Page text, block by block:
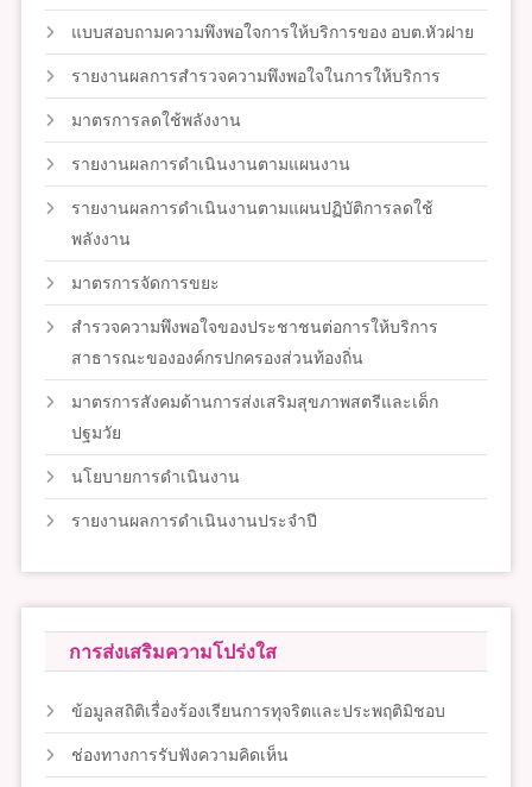
แบบสอบถามความพึงพอใจการให้บริการของ อบต.หัวฝาย
รายงานผลการสำรวจความพึงพอใจในการให้บริการ
มาตรการลดใช้พลังงาน
รายงานผลการดำเนินงานตามแผนงาน
รายงานผลการดำเนินงานตามแผนปฏิบัติการลดใช้
พลังงาน
มาตรการจัดการขยะ
สำรวจความพึงพอใจของประชาชนต่อการให้บริการ
สาธารณะขององค์กรปกครองส่วนท้องถิ่น
มาตรการสังคมด้านการส่งเสริมสุขภาพสตรีและเด็ก
ปฐมวัย
นโยบายการดำเนินงาน
รายงานผลการดำเนินงานประจำปี
การส่งเสริมความโปร่งใส
ข้อมูลสถิติเรื่องร้องเรียนการทุจริตและประพฤติมิชอบ
ช่องทางการรับฟังความคิดเห็น